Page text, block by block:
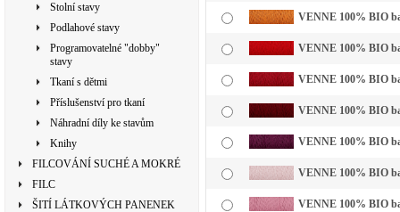
Stolní stavy
Podlahové stavy
Programovatelné "dobby"
stavy
Tkaní s dětmi
Příslušenství pro tkaní
Náhradní díly ke stavům
Knihy
FILCOVÁNÍ SUCHÉ A MOKRÉ
FILC
ŠITÍ LÁTKOVÝCH PANENEK
VENNE 100% BIO
VENNE 100% BIO
VENNE 100% BIO
VENNE 100% BIO
VENNE 100% BIO
VENNE 100% BIO
VENNE 100% BIO